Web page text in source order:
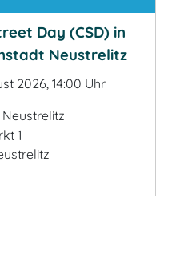
Day (CSD) in
Neustrelitz
2026, 14:00 Uhr
1